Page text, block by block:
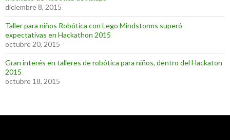
diciembre 8, 2015
Taller para niños Robótica con Lego Mindstorms superó
expectativas en Hackathon 2015
octubre 20, 2015
Gran interés en talleres de robótica para niños, dentro del Hackaton
2015
octubre 18, 2015